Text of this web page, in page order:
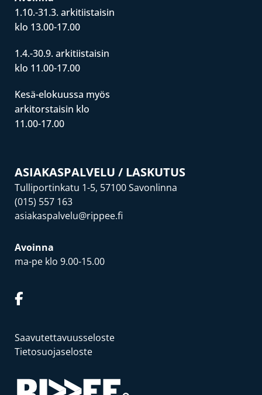
1.10.-31.3. arkitiistaisin
klo 13.00-17.00
1.4.-30.9. arkitiistaisin
klo 11.00-17.00
Kesä-elokuussa myös
arkitorstaisin klo
11.00-17.00
ASIAKASPALVELU / LASKUTUS
Tulliportinkatu 1-5, 57100 Savonlinna
(015) 557 163
asiakaspalvelu@rippee.fi
Avoinna
ma-pe klo 9.00-15.00
Saavutettavuusseloste
Tietosuojaseloste